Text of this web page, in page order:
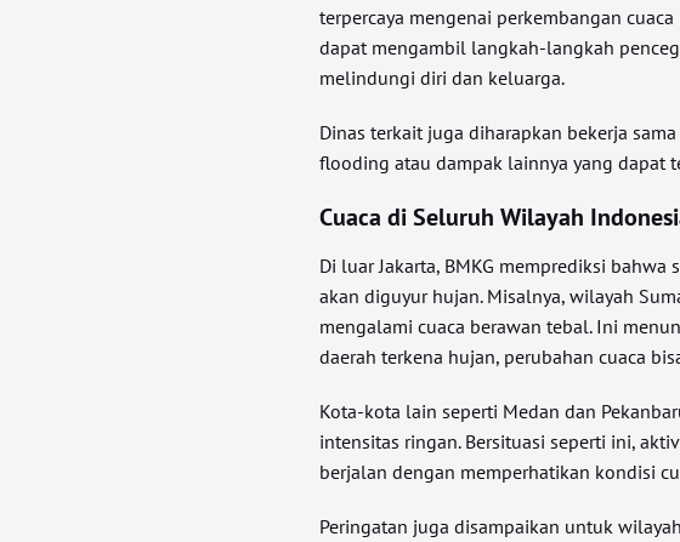
terpercaya mengenai perkembangan
dapat mengambil langkah-langkah
melindungi diri dan keluarga.
Dinas terkait juga diharapkan bekerja
flooding atau dampak lainnya yang dapat
Cuaca di Seluruh Wilayah
Di luar Jakarta, BMKG memprediksi
akan diguyur hujan. Misalnya, wilayah
mengalami cuaca berawan tebal. Ini
daerah terkena hujan, perubahan cuaca
Kota-kota lain seperti Medan dan
intensitas ringan. Bersituasi seperti ini,
berjalan dengan memperhatikan kondisi
Peringatan juga disampaikan untuk